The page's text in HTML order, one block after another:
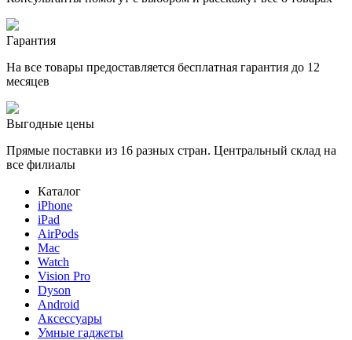
Гарантия
На все товары предоставляется бесплатная гарантия до 12
месяцев
Выгодные цены
Прямые поставки из 16 разных стран. Центральный склад на
все филиалы
Каталог
iPhone
iPad
AirPods
Mac
Watch
Vision Pro
Dyson
Android
Аксессуары
Умные гаджеты